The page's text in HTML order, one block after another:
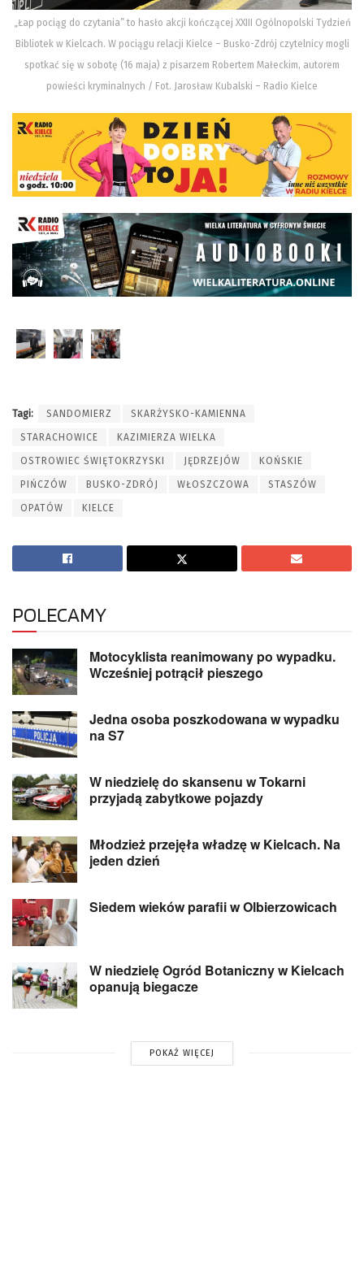
„Łap pociąg do czytania” to hasło akcji kończącej XXIII Ogólnopolski Tydzień
Bibliotek w Kielcach. W pociągu relacji Kielce – Busko-Zdrój czytelnicy mogli
spotkać się w sobotę (16 maja) z pisarzem Robertem Małeckim, autorem
powieści kryminalnych / Fot. Jarosław Kubalski – Radio Kielce
Tagi: SANDOMIERZ SKARŻYSKO-KAMIENNA
STARACHOWICE KAZIMIERZA WIELKA
OSTROWIEC ŚWIĘTOKRZYSKI JĘDRZEJÓW KOŃSKIE
PIŃCZÓW BUSKO-ZDRÓJ WŁOSZCZOWA STASZÓW
OPATÓW KIELCE
POLECAMY
Motocyklista reanimowany po wypadku.
Wcześniej potrącił pieszego
Jedna osoba poszkodowana w wypadku
na S7
W niedzielę do skansenu w Tokarni
przyjadą zabytkowe pojazdy
Młodzież przejęła władzę w Kielcach. Na
jeden dzień
Siedem wieków parafii w Olbierzowicach
W niedzielę Ogród Botaniczny w Kielcach
opanują biegacze
POKAŻ WIĘCEJ